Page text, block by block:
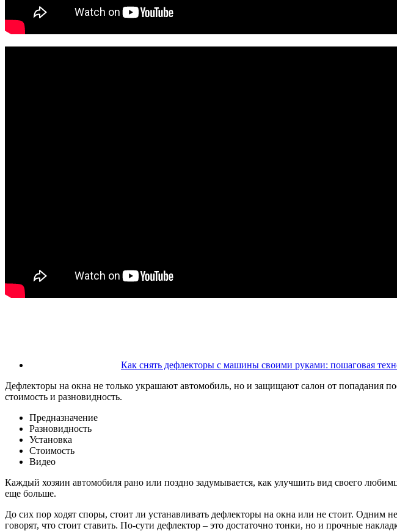
Как снять дефлекторы с машины своими руками: пошаговая
Дефлекторы на окна не только украшают автомобиль, но и защищают салон от попадания
стоимость и разновидность.
Предназначение
Разновидность
Установка
Стоимость
Видео
Каждый хозяин автомобиля рано или поздно задумывается, как улучшить вид своего
еще больше.
До сих пор ходят споры, стоит ли устанавливать дефлекторы на окна или не стоит. Одним
говорят, что стоит ставить. По-сути дефлектор – это достаточно тонки, но и прочные